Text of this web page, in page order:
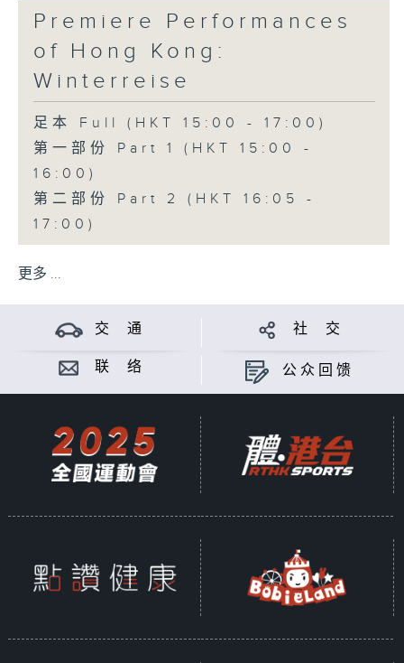
Premiere Performances
of Hong Kong:
Winterreise
足本 Full (HKT 15:00 - 17:00)
第一部份 Part 1 (HKT 15:00 -
16:00)
第二部份 Part 2 (HKT 16:05 -
17:00)
更多 ...
交 通 社 交
联 络 公众回馈